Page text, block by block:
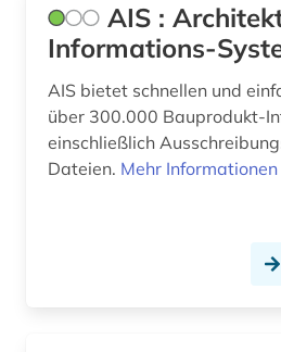
computersicherheit (1)
coworking (1)
dachbegrünung (1)
ddr (1)
dehio, georg | kunsthistoriker; hochschullehrer;
AIS :
Informations-
AIS bietet schnellen und
über 300.000 Bauprodukt-
einschließlich
Dateien. Mehr Informationen